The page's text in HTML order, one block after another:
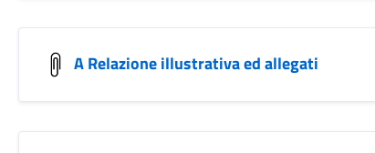
A Relazione illustrativa ed allegati